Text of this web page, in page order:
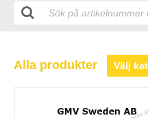
Alla produkter